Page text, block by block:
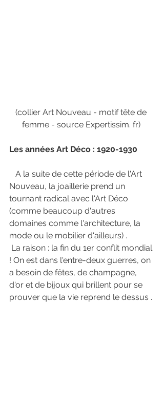
(collier Art Nouveau - motif tête de
femme - source Expertissim. fr)
Les années Art Déco : 1920-1930
Nouveau, la joaillerie prend un
tournant radical avec l'Art Déco
(comme beaucoup d'autres
domaines comme l'architecture, la
mode ou le mobilier d'ailleurs) .
! On est dans l'entre-deux guerres, on
a besoin de fêtes, de champagne,
d'or et de bijoux qui brillent pour se
prouver que la vie reprend le dessus .